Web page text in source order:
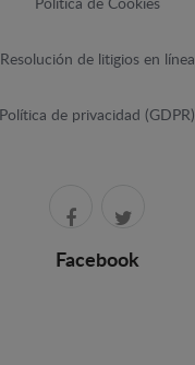
Política de Cookies
Resolución de litigios en línea
Política de privacidad (GDPR)
Facebook